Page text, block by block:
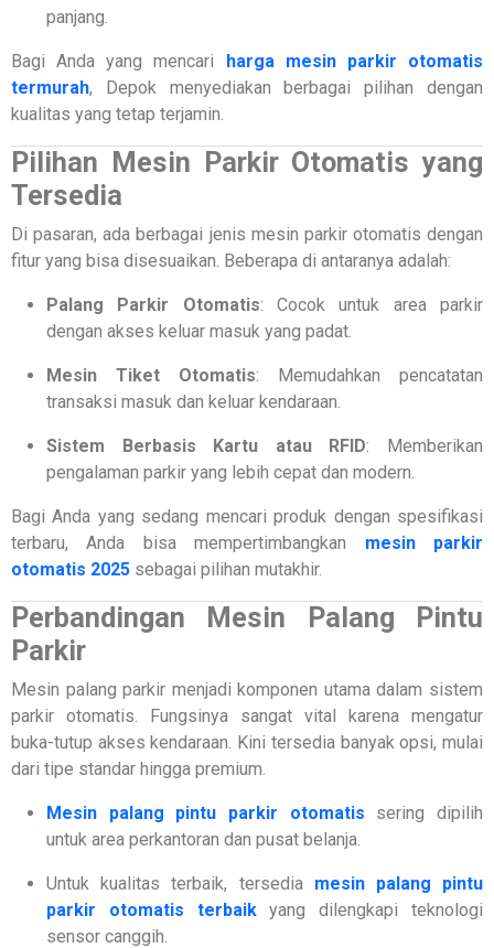
panjang.
Bagi Anda yang mencari harga mesin parkir otomatis
termurah, Depok menyediakan berbagai pilihan dengan
kualitas yang tetap terjamin.
Pilihan Mesin Parkir Otomatis yang
Tersedia
Di pasaran, ada berbagai jenis mesin parkir otomatis dengan
fitur yang bisa disesuaikan. Beberapa di antaranya adalah:
Palang Parkir Otomatis: Cocok untuk area parkir
dengan akses keluar masuk yang padat.
Mesin Tiket Otomatis: Memudahkan pencatatan
transaksi masuk dan keluar kendaraan.
Sistem Berbasis Kartu atau RFID: Memberikan
pengalaman parkir yang lebih cepat dan modern.
Bagi Anda yang sedang mencari produk dengan spesifikasi
terbaru, Anda bisa mempertimbangkan mesin parkir
otomatis 2025 sebagai pilihan mutakhir.
Perbandingan Mesin Palang Pintu
Parkir
Mesin palang parkir menjadi komponen utama dalam sistem
parkir otomatis. Fungsinya sangat vital karena mengatur
buka-tutup akses kendaraan. Kini tersedia banyak opsi, mulai
dari tipe standar hingga premium.
Mesin palang pintu parkir otomatis sering dipilih
untuk area perkantoran dan pusat belanja.
Untuk kualitas terbaik, tersedia mesin palang pintu
parkir otomatis terbaikyang dilengkapi teknologi
sensor canggih.